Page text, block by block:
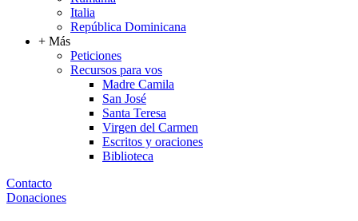
Italia
República Dominicana
+ Más
Peticiones
Recursos para vos
Madre Camila
San José
Santa Teresa
Virgen del Carmen
Escritos y oraciones
Biblioteca
Contacto
Donaciones